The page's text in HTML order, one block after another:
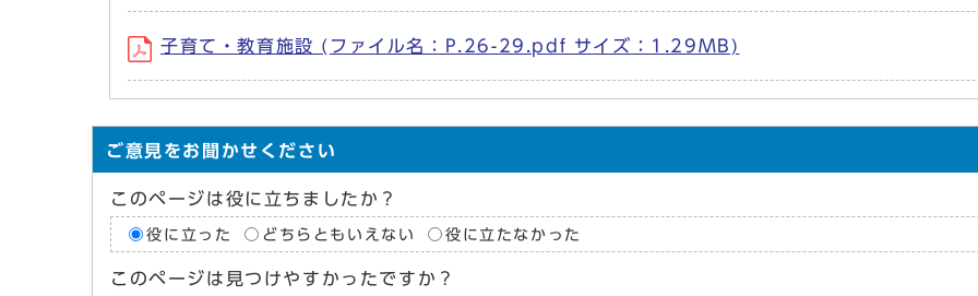
子育て・教育施設 (ファイル名：P.26-29.pdf サイズ：1.29MB)
ご意見をお聞かせください
このページは役に立ちましたか？
役に立った どちらともいえない 役に立たなかった
このページは見つけやすかったですか？